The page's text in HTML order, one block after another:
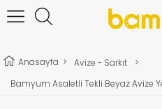
Anasayfa > Avize - Sarkıt
>
Bamyum Asaletli Tekli Beyaz Avize